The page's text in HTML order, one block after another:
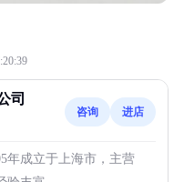
司
咨询 进店
年成立于上海市，主营